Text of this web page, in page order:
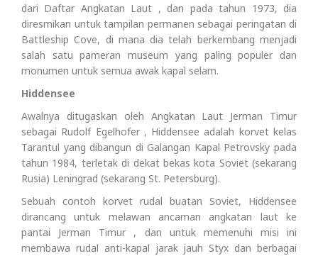
dari Daftar Angkatan Laut , dan pada tahun 1973, dia
diresmikan untuk tampilan permanen sebagai peringatan di
Battleship Cove, di mana dia telah berkembang menjadi
salah satu pameran museum yang paling populer dan
monumen untuk semua awak kapal selam.
Hiddensee
Awalnya ditugaskan oleh Angkatan Laut Jerman Timur
sebagai Rudolf Egelhofer , Hiddensee adalah korvet kelas
Tarantul yang dibangun di Galangan Kapal Petrovsky pada
tahun 1984, terletak di dekat bekas kota Soviet (sekarang
Rusia) Leningrad (sekarang St. Petersburg).
Sebuah contoh korvet rudal buatan Soviet, Hiddensee
dirancang untuk melawan ancaman angkatan laut ke
pantai Jerman Timur , dan untuk memenuhi misi ini
membawa rudal anti-kapal jarak jauh Styx dan berbagai